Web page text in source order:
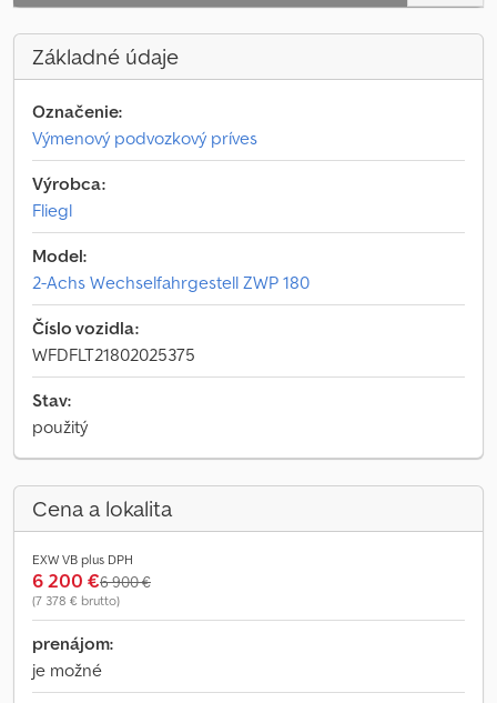
Základné údaje
Označenie:
Výmenový podvozkový príves
Výrobca:
Fliegl
Model:
2-Achs Wechselfahrgestell ZWP 180
Číslo vozidla:
WFDFLT21802025375
Stav:
použitý
Cena a lokalita
EXW VB plus DPH
6 200 €6 900 €
(7 378 € brutto)
prenájom:
je možné